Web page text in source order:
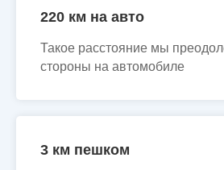
220 км на авто
Такое расстояние мы
стороны на автомобиле
3 км пешком